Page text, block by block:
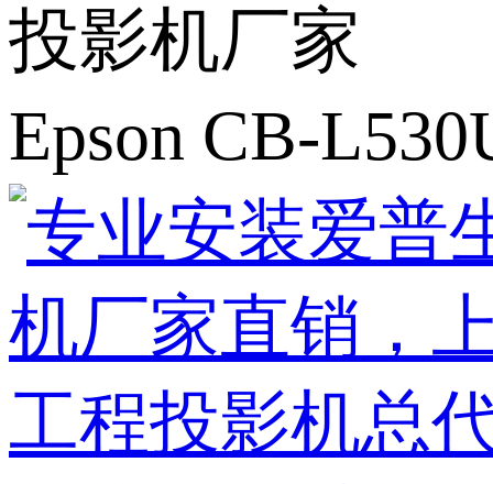
投影机厂家
Epson CB-